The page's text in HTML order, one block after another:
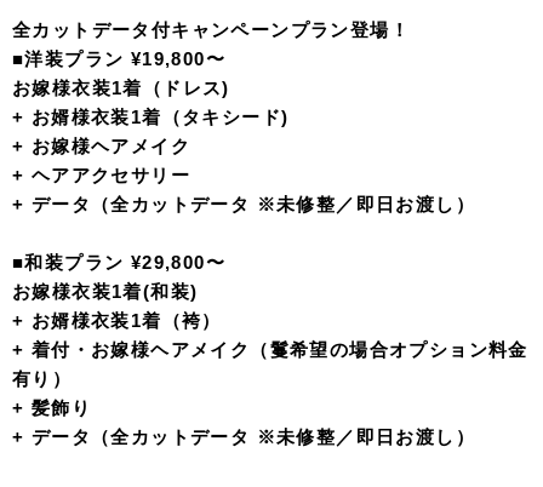
全カットデータ付キャンペーンプラン登場！
■洋装プラン ¥19,800〜
お嫁様衣装1着（ドレス)
+ お婿様衣装1着（タキシード)
+ お嫁様ヘアメイク
+ ヘアアクセサリー
+ データ（全カットデータ ※未修整／即日お渡し）
■和装プラン ¥29,800〜
お嫁様衣装1着(和装)
+ お婿様衣装1着（袴）
+ 着付・お嫁様ヘアメイク（鬘希望の場合オプション料金
有り）
+ 髪飾り
+ データ（全カットデータ ※未修整／即日お渡し）